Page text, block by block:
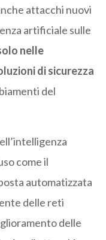
attacchi nuovi
artificiale sulle
nelle
di sicurezza
del
come il
automatizzata
delle reti
delle